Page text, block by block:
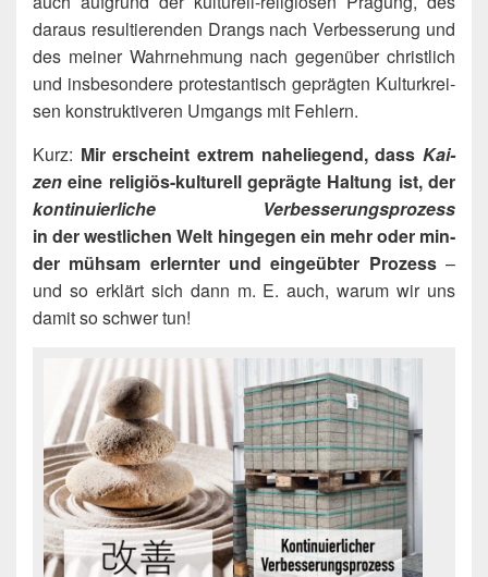
dar­aus resul­tie­ren­den Drangs nach Ver­bes­se­rung und
des mei­ner Wahr­neh­mung nach gegen­über christ­lich
und ins­be­son­de­re pro­tes­tan­tisch gepräg­ten Kul­tur­krei­
sen kon­struk­ti­ve­ren Umgangs mit Fehlern.
Kurz: Mir erscheint extrem nahe­lie­gend, dassKai­
zen eine reli­gi­ös-kul­tu­rell gepräg­te Hal­tung ist, der
kon­ti­nu­ier­li­che Ver­bes­se­rungs­pro­zess
in der west­li­chen Welt hin­ge­gen ein mehr oder min­
der müh­sam erlern­ter und ein­ge­üb­ter Pro­zess–
und so erklärt sich dann m. E. auch, war­um wir uns
damit so schwer tun!